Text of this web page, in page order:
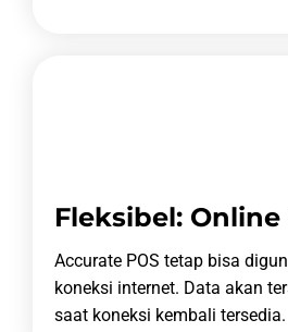
Fleksibel:
Accurate POS tetap bisa
koneksi internet. Data akan
saat koneksi kembali tersedia.